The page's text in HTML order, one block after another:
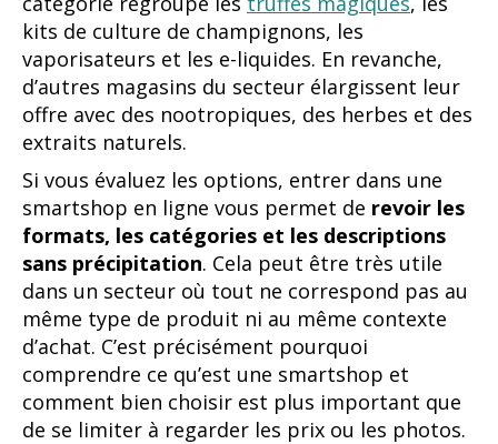
kits de culture de champignons, les
vaporisateurs et les e-liquides. En revanche,
d’autres magasins du secteur élargissent leur
offre avec des nootropiques, des herbes et des
extraits naturels.
Si vous évaluez les options, entrer dans une
smartshop en ligne vous permet de revoir les
formats, les catégories et les descriptions
sans précipitation. Cela peut être très utile
dans un secteur où tout ne correspond pas au
même type de produit ni au même contexte
d’achat. C’est précisément pourquoi
comprendre ce qu’est une smartshop et
comment bien choisir est plus important que
de se limiter à regarder les prix ou les photos.